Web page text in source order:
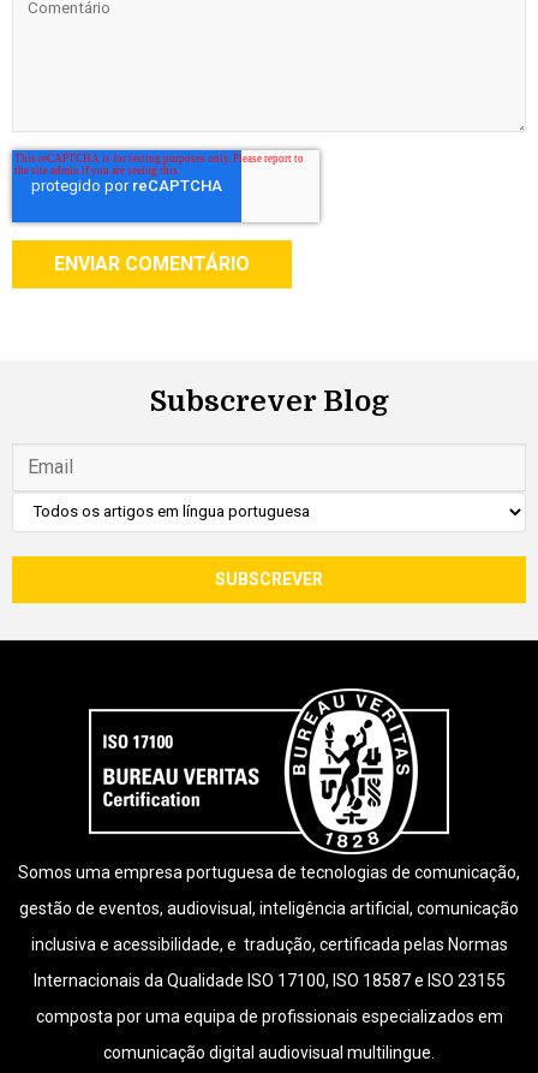
Subscrever Blog
Somos uma empresa portuguesa de tecnologias de comunicação,
gestão de eventos, audiovisual, inteligência artificial, comunicação
inclusiva e acessibilidade, e tradução, certificada pelas Normas
Internacionais da Qualidade ISO 17100, ISO 18587 e ISO 23155
composta por uma equipa de profissionais especializados em
comunicação digital audiovisual multilingue.